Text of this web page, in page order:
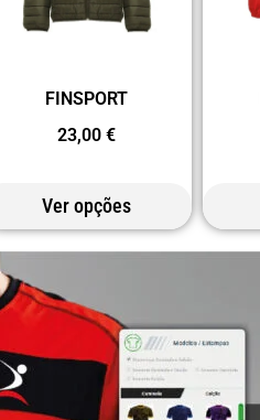
FINSPORT
23,00 €
Ver opções